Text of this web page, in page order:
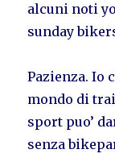
alcuni noti
sunday
Pazienza. Io
mondo di
sport puo’
senza